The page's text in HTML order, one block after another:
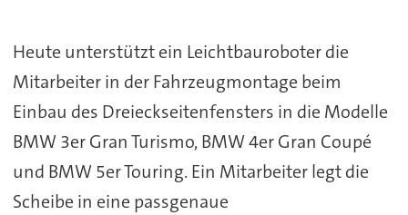
Heute unterstützt ein Leichtbauroboter die
Mitarbeiter in der Fahrzeugmontage beim
Einbau des Dreieckseitenfensters in die Modelle
BMW 3er Gran Turismo, BMW 4er Gran Coupé
und BMW 5er Touring. Ein Mitarbeiter legt die
Scheibe in eine passgenaue